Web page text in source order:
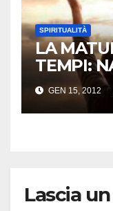
SPIRITUALITÀ
LA
TEMPI:
GEN 15, 2012
Lascia